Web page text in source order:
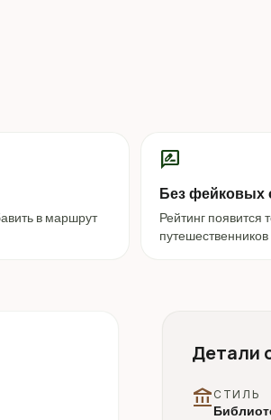
в маршрут
rate_review
Без фейковых
Рейтинг появится
путешественников
Детали
account_balance СТИЛЬ